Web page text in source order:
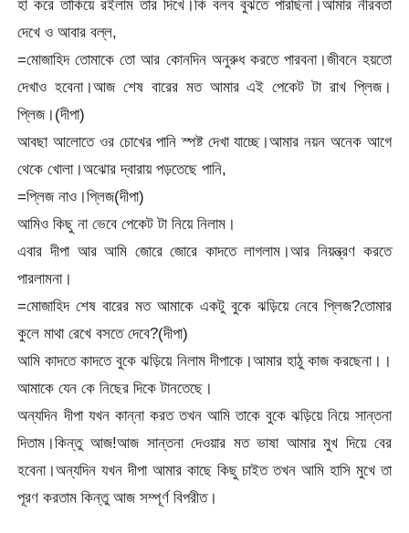
হা করে তাকিয়ে রইলাম তার দিখে।কি বলব বুঝতে পারছিনা।আমার নীরবতা
দেখে ও আবার বল্ল,
=মোজাহিদ তোমাকে তো আর কোনদিন অনুরুধ করতে পারবনা।জীবনে হয়তো
দেখাও হবেনা।আজ শেষ বারের মত আমার এই পেকেট টা রাখ প্লিজ।
প্লিজ।(দীপা)
আবছা আলোতে ওর চোখের পানি স্পষ্ট দেখা যাচ্ছে।আমার নয়ন অনেক আগে
থেকে খোলা।অঝোর দ্বারায় পড়তেছে পানি,
=প্লিজ নাও।প্লিজ(দীপা)
আমিও কিছু না ভেবে পেকেট টা নিয়ে নিলাম।
এবার দীপা আর আমি জোরে জোরে কাদতে লাগলাম।আর নিয়ন্ত্রণ করতে
পারলামনা।
=মোজাহিদ শেষ বারের মত আমাকে একটু বুকে ঝড়িয়ে নেবে প্লিজ?তোমার
কুলে মাথা রেখে বসতে দেবে?(দীপা)
আমি কাদতে কাদতে বুকে ঝড়িয়ে নিলাম দীপাকে।আমার হাঠু কাজ করছেনা।।
আমাকে যেন কে নিছের দিকে টানতেছে।
অন্যদিন দীপা যখন কান্না করত তখন আমি তাকে বুকে ঝড়িয়ে নিয়ে সান্তনা
দিতাম।কিন্তু আজ!আজ সান্তনা দেওয়ার মত ভাষা আমার মুখ দিয়ে বের
হবেনা।অন্যদিন যখন দীপা আমার কাছে কিছু চাইত তখন আমি হাসি মুখে তা
পূরণ করতাম কিন্তু আজ সম্পূর্ণ বিপরীত।